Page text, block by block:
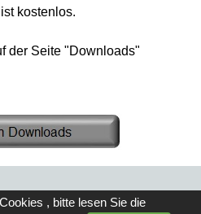
kostenlos.
der Seite "Downloads"
unser Cross-
, bitte lesen Sie die